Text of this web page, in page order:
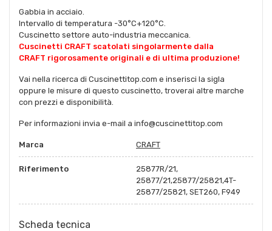
Gabbia in acciaio.
Intervallo di temperatura -30°C+120°C.
Cuscinetto settore auto-industria meccanica.
Cuscinetti CRAFT scatolati singolarmente dalla
CRAFT rigorosamente originali e di ultima produzione!
Vai nella ricerca di Cuscinettitop.com e inserisci la sigla
oppure le misure di questo cuscinetto, troverai altre marche
con prezzi e disponibilità.
Per informazioni invia e-mail a info@cuscinettitop.com
Marca CRAFT
Riferimento
25877R/21,
25877/21,25877/25821,4T-
25877/25821, SET260, F949
Scheda tecnica